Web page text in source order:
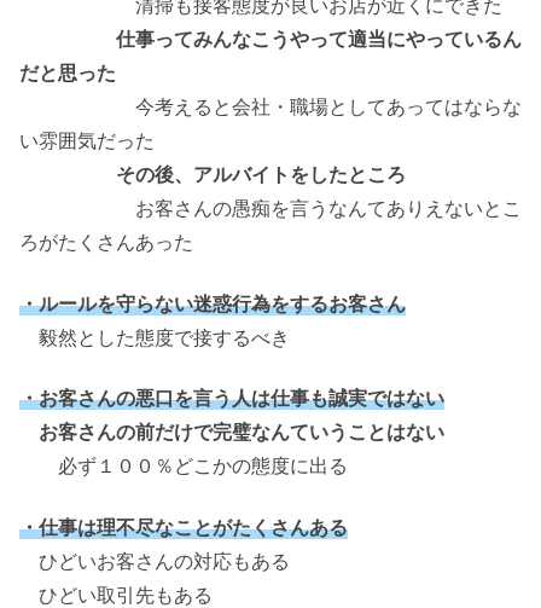
清掃も接客態度が良いお店が近くにできた
仕事ってみんなこうやって適当にやっているん
だと思った
今考えると会社・職場としてあってはならな
い雰囲気だった
その後、アルバイトをしたところ
お客さんの愚痴を言うなんてありえないとこ
ろがたくさんあった
・ルールを守らない迷惑行為をするお客さん
毅然とした態度で接するべき
・お客さんの悪口を言う人は仕事も誠実ではない
お客さんの前だけで完璧なんていうことはない
必ず１００％どこかの態度に出る
・仕事は理不尽なことがたくさんある
ひどいお客さんの対応もある
ひどい取引先もある